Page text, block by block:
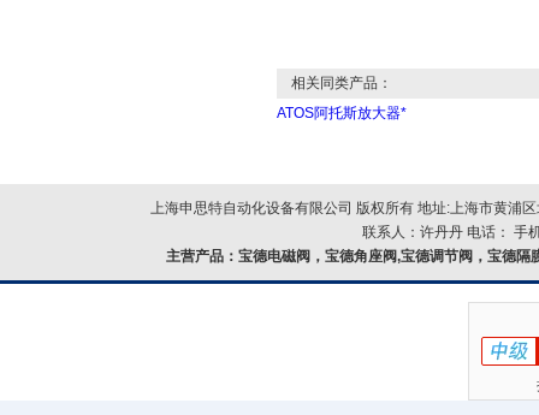
相关同类产品：
ATOS阿托斯放大器*
上海申思特自动化设备有限公司 版权所有 地址:上海市黄浦
联系人：许丹丹 电话： 手
主营产品：宝德电磁阀，宝德角座阀,宝德调节阀，宝德